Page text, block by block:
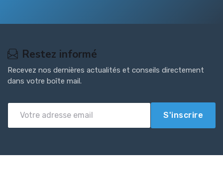
Restez informé
Recevez nos dernières actualités et conseils directement
dans votre boîte mail.
S'inscrire